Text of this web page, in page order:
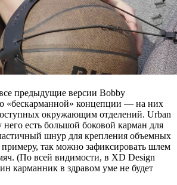
предыдущие версии Bobby
«бескарманной» концепции — на них
окружающим отделений. Urban
него есть большой боковой карман для
шнур для крепления объемных
так можно зафиксировать шлем
(По всей видимости, в XD Design
карманник в здравом уме не будет